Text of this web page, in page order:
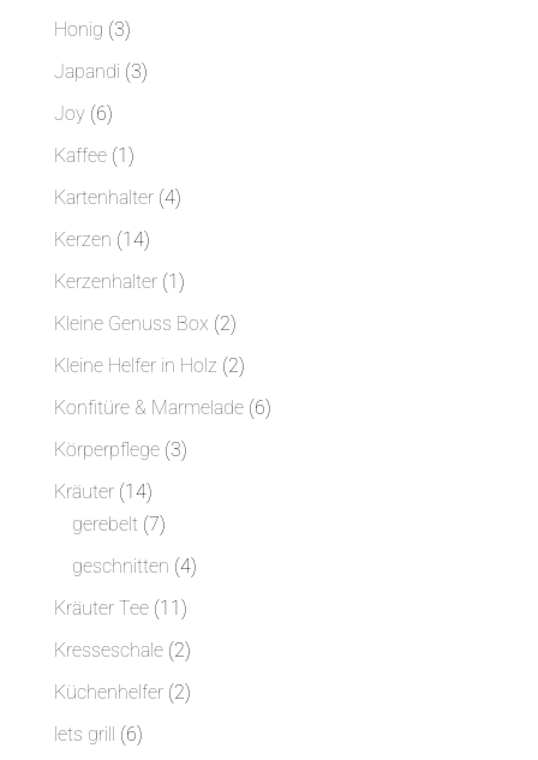
Honig 33
Produkte
Japandi 33
Joy 66
Produkte
Kaffee 11
Produkt
Kartenhalter 44
Kerzen 1414
Produkte
Kerzenhalter 11
Produkt
Kleine Genuss Box 22
Produkte
Kleine Helfer in Holz 22
Produkte
Konfitüre & Marmelade 66
Körperpflege 33
Kräuter 1414
Produkte
gerebelt 77
Produkte
geschnitten 44
Kräuter Tee 1111
Produkte
Kresseschale 22
Produkte
Küchenhelfer 22
lets grill 66